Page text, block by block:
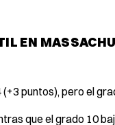
EN
puntos), pero el
que el grado 10